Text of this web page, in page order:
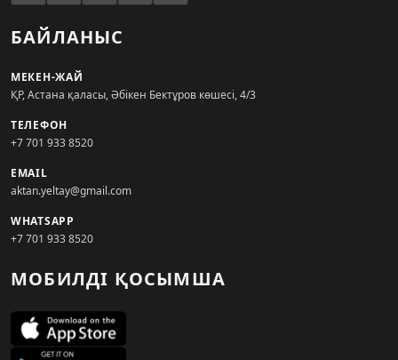
БАЙЛАНЫС
МЕКЕН-ЖАЙ
ҚР, Астана қаласы, Әбікен Бектұров көшесі, 4/3
ТЕЛЕФОН
+7 701 933 8520
EMAIL
aktan.yeltay@gmail.com
WHATSAPP
+7 701 933 8520
МОБИЛДІ ҚОСЫМША